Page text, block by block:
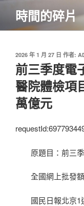
主
時間的碎片
發
佈
於
2026 年 1 月 27 日 作者:
前三季度電
醫院體檢項
萬億元
原題目：前三
全國網上批發
國民日報北京1